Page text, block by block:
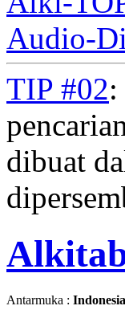
Audio-
TIP #02
dibuat
Antarmuka : Indonesia